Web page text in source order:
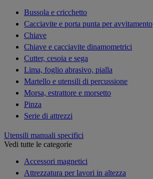
Bussola e cricchetto
Cacciavite e porta punta per avvitamento
Chiave
Chiave e cacciavite dinamometrici
Cutter, cesoia e sega
Lima, foglio abrasivo, pialla
Martello e utensili di percussione
Morsa, estrattore e morsetto
Pinza
Serie di attrezzi
Utensili manuali specifici
Vedi tutte le categorie
Accessori magnetici
Attrezzatura per lavori in altezza